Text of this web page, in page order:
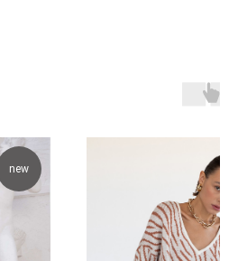
new